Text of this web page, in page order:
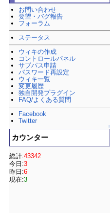
お問い合わせ
要望・バグ報告
フォーラム
ステータス
ウィキの作成
コントロールパネル
サブパス申請
パスワード再設定
ウィキ一覧
変更履歴
独自開発プラグイン
FAQ/よくある質問
Facebook
Twitter
↑
カウンター
総計:43342
今日:3
昨日:6
現在:3